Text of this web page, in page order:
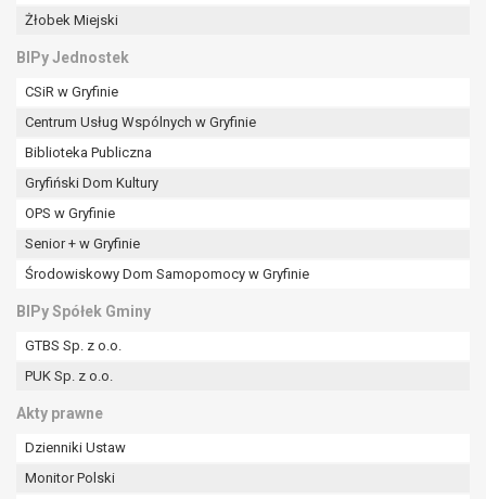
Żłobek Miejski
BIPy Jednostek
CSiR w Gryfinie
Centrum Usług Wspólnych w Gryfinie
Biblioteka Publiczna
Gryfiński Dom Kultury
OPS w Gryfinie
Senior + w Gryfinie
Środowiskowy Dom Samopomocy w Gryfinie
BIPy Spółek Gminy
GTBS Sp. z o.o.
PUK Sp. z o.o.
Akty prawne
Dzienniki Ustaw
Monitor Polski